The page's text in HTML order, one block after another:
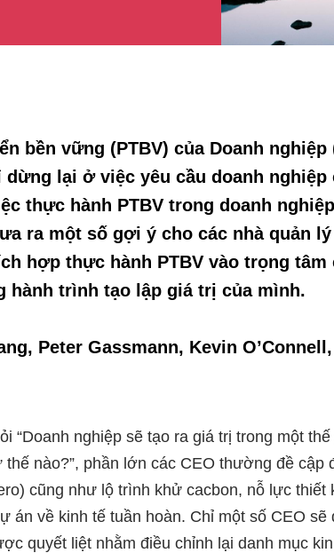
bền vững (PTBV) của Doanh
dừng lại ở việc yêu cầu doanh
thực hành PTBV trong doanh
ra một số gợi ý cho các nhà quản
hợp thực hành PTBV vào trọng
hành trình tạo lập giá trị của mình.
Peter Gassmann, Kevin
“Doanh nghiệp sẽ tạo ra giá trị trong một
thế nào?”, phần lớn các CEO thường đề cập
cũng như lộ trình khử cacbon, nỗ lực thiết
án về kinh tế tuần hoàn. Chỉ một số CEO
quyết liệt nhằm điều chỉnh lại danh mục